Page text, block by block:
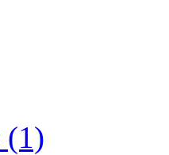
(1)